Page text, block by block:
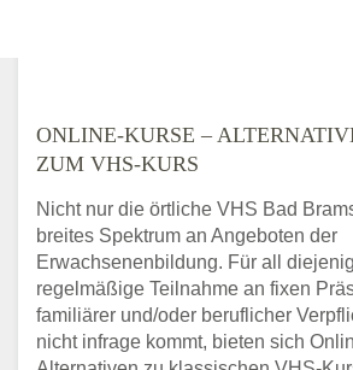
ONLINE-KURSE –
ZUM VHS-KURS
Nicht nur die örtliche VHS Bad
breites Spektrum an Angeboten der
Erwachsenenbildung. Für all
regelmäßige Teilnahme an fixen
familiärer und/oder beruflicher
nicht infrage kommt, bieten sich